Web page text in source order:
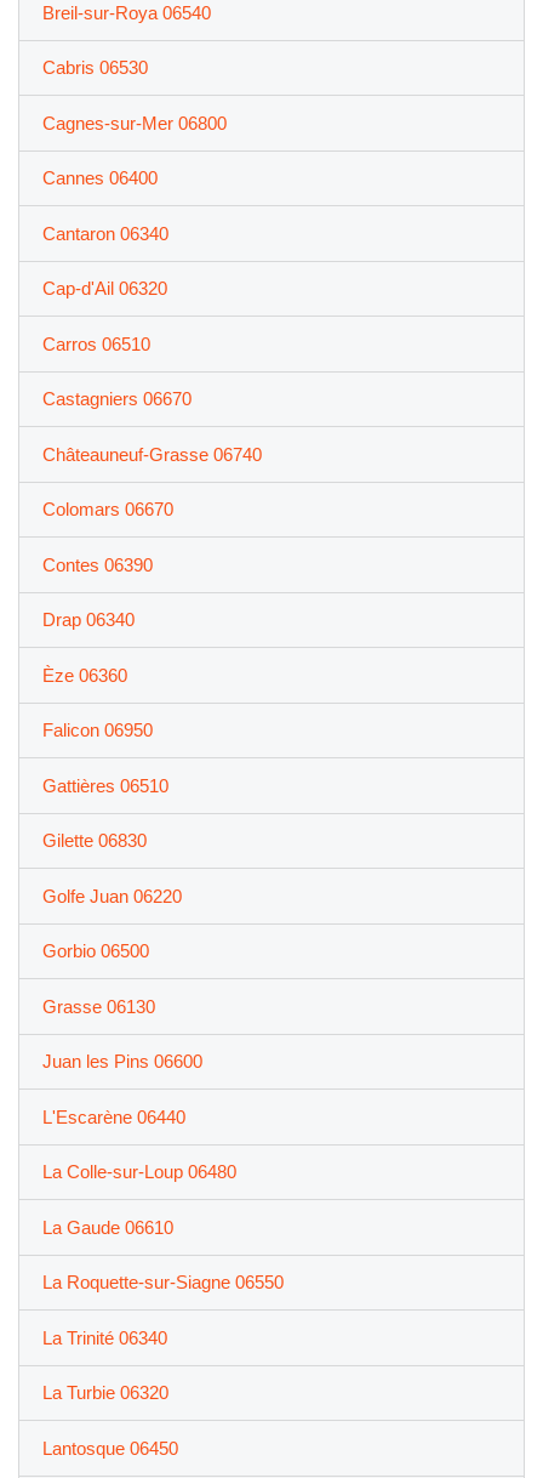
Breil-sur-Roya 06540
Cabris 06530
Cagnes-sur-Mer 06800
Cannes 06400
Cantaron 06340
Cap-d'Ail 06320
Carros 06510
Castagniers 06670
Châteauneuf-Grasse 06740
Colomars 06670
Contes 06390
Drap 06340
Èze 06360
Falicon 06950
Gattières 06510
Gilette 06830
Golfe Juan 06220
Gorbio 06500
Grasse 06130
Juan les Pins 06600
L'Escarène 06440
La Colle-sur-Loup 06480
La Gaude 06610
La Roquette-sur-Siagne 06550
La Trinité 06340
La Turbie 06320
Lantosque 06450